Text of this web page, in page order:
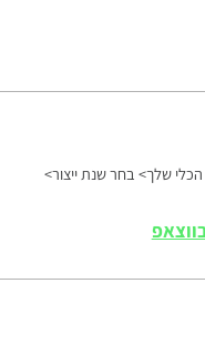
שלך> בחר שנת ייצור>